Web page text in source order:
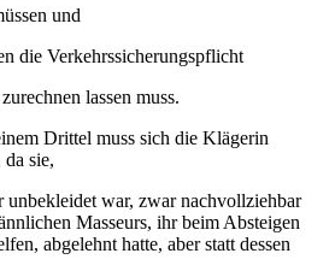
und
die Verkehrssicherungspflicht
lassen muss.
Drittel muss sich die Klägerin
da sie,
war, zwar nachvollziehbar
Masseurs, ihr beim Absteigen
abgelehnt hatte, aber statt dessen